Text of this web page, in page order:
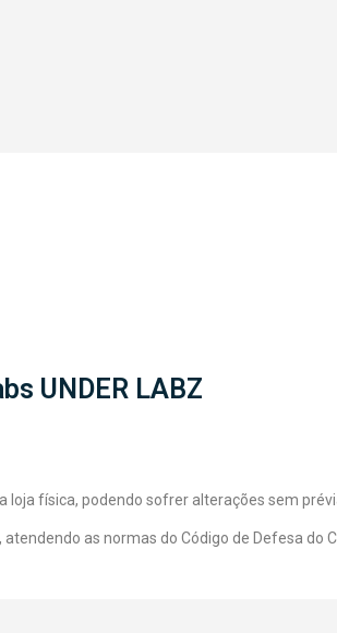
UNDER LABZ
física, podendo sofrer alterações sem
as normas do Código de Defesa do